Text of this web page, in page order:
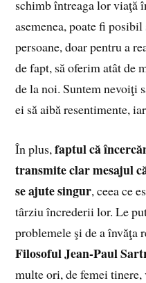
schimb întreaga lor viaţă
asemenea, poate fi
persoane, doar pentru a
de fapt, să oferim atât de
de la noi. Suntem nevoiţi
ei să aibă resentimente,
În plus,faptul căîncercă
transmite clar mesajul c
se ajute singur, ceea ce
târziu încrederii lor. Le
problemele şi de a învăţa
Filosoful Jean-Paul
multe ori, de femei